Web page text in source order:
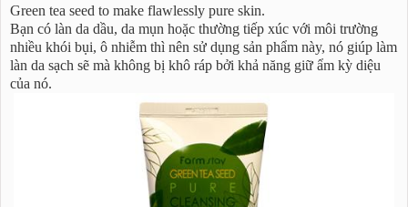
Green tea seed to make flawlessly pure skin.
Bạn có làn da dầu, da mụn hoặc thường tiếp xúc với môi trường
nhiều khói bụi, ô nhiễm thì nên sử dụng sản phẩm này, nó giúp làm
làn da sạch sẽ mà không bị khô ráp bởi khả năng giữ ẩm kỳ diệu
của nó.